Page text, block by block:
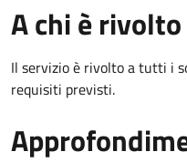
A chi è rivolto
Il servizio è rivolto a tutti i
requisiti previsti.